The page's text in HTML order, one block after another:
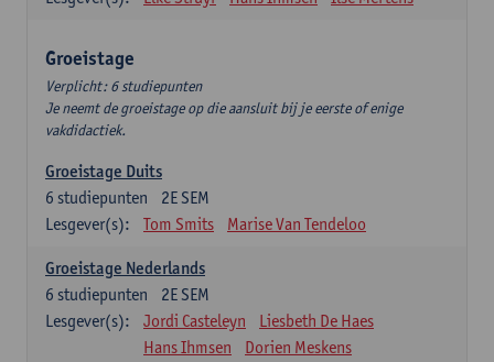
Groeistage
Verplicht: 6 studiepunten
Je neemt de groeistage op die aansluit bij je eerste of enige
vakdidactiek.
Groeistage Duits
2E SEM
6 studiepunten
Lesgever(s):
Tom Smits Marise Van Tendeloo
Groeistage Nederlands
2E SEM
6 studiepunten
Lesgever(s):
Jordi Casteleyn
Liesbeth De Haes
Hans Ihmsen
Dorien Meskens